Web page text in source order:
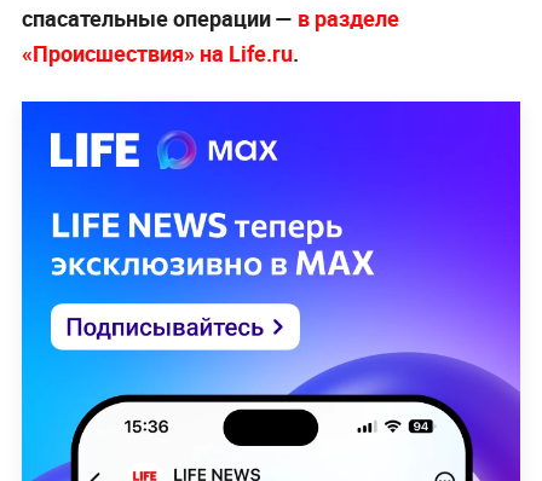
спасательные операции — в разделе
«Происшествия» на Life.ru.